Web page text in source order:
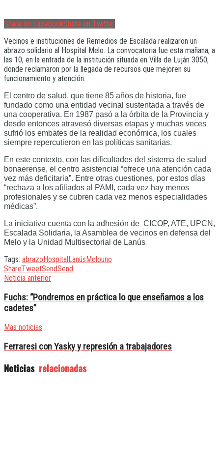
Share on FacebookShare on Twitter
Vecinos e instituciones de Remedios de Escalada realizaron un
abrazo solidario al Hospital Melo. La convocatoria fue esta mañana, a
las 10, en la entrada de la institución situada en Villa de Luján 3050,
donde reclamaron por la llegada de recursos que mejoren su
funcionamiento y atención.
El centro de salud, que tiene 85 años de historia, fue
fundado como una entidad vecinal sustentada a través de
una cooperativa. En 1987 pasó a la órbita de la Provincia y
desde entonces atravesó diversas etapas y muchas veces
sufrió los embates de la realidad económica, los cuales
siempre repercutieron en las políticas sanitarias.
En este contexto, con las dificultades del sistema de salud
bonaerense, el centro asistencial “ofrece una atención cada
vez más deficitaria”. Entre otras cuestiones, por estos días
“rechaza a los afiliados al PAMI, cada vez hay menos
profesionales y se cubren cada vez menos especialidades
médicas”.
La iniciativa cuenta con la adhesión de CICOP, ATE, UPCN,
Escalada Solidaria, la Asamblea de vecinos en defensa del
Melo y la Unidad Multisectorial de Lanús.
Tags: abrazoHospitalLanúsMelouno
ShareTweetSendSend
Noticia anterior
Fuchs: “Pondremos en práctica lo que enseñamos a los
cadetes”
Mas noticias
Ferraresi con Yasky y represión a trabajadores
Noticias relacionadas